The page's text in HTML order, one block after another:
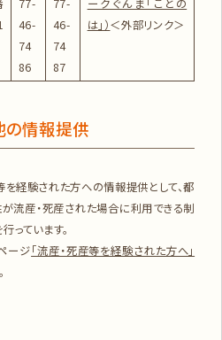
77-
46-
74
86
77-
46-
74
87
ークぐんま「ことの
は」）＜外部リンク＞
の情報提供
を経験された方への情報提供として、都
流産・死産された場合に利用できる制
っています。
ージ「流産・死産等を経験された方へ」